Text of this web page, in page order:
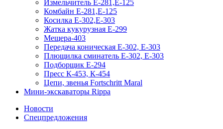
Измельчитель Е-281,Е-125
Комбайн Е-281,Е-125
Косилка Е-302,Е-303
Жатка кукурузная Е-299
Мещера-403
Передача коническая Е-302, Е-303
Плющилка сминатель Е-302, Е-303
Подборщик Е-294
Пресс К-453, К-454
Цепи, звенья Fortschritt Maral
Мини-экскаваторы Rippa
Новости
Спецпредложения